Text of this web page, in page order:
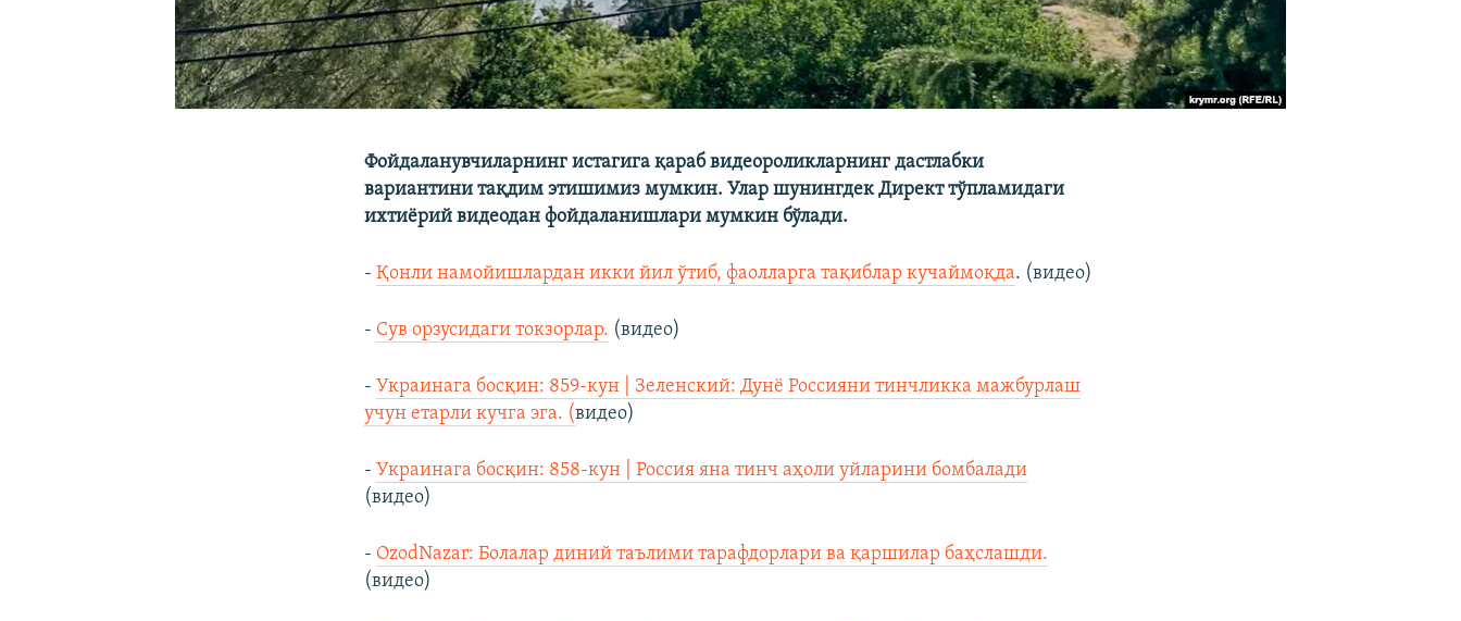
Фойдаланувчиларнинг истагига қараб видеороликларнинг дастлабки
вариантини тақдим этишимиз мумкин. Улар шунингдек Директ тўпламидаги
ихтиёрий видеодан фойдаланишлари мумкин бўлади.
-Қонли намойишлардан икки йил ўтиб, фаолларга тақиблар кучаймоқда. (видео)
- Сув орзусидаги токзорлар. (видео)
-Украинага босқин: 859-кун | Зеленский: Дунё Россияни тинчликка мажбурлаш
учун етарли кучга эга. (видео)
-Украинага босқин: 858-кун | Россия яна тинч аҳоли уйларини бомбалади
(видео)
- OzodNazar: Болалар диний таълими тарафдорлари ва қаршилар баҳслашди.
(видео)